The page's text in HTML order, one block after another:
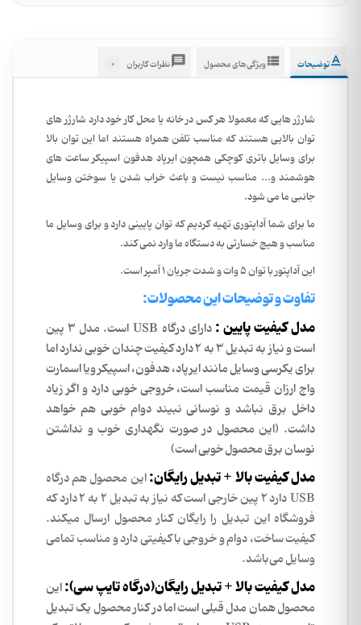
توضیحات ویژگی‌های محصول نظرات کاربران 0
شارژر هایی که معمولا هر کس در خانه یا محل کار خود دارد شارژر های
توان بالایی هستند که مناسب تلفن همراه هستند اما این توان بالا
برای وسایل باتری کوچکی همچون ایرپاد هدفون اسپیکر ساعت های
هوشمند و... مناسب نیست و باعث خراب شدن یا سوختن وسایل
جانبی ما می شود.
ما برای شما آداپتوری تهیه کردیم که توان پایینی دارد و برای وسایل ما
مناسب و هیچ خسارتی به دستگاه ما وارد نمی کند.
این آداپتور با توان 5 وات و شدت جریان 1 آمپر است.
تفاوت و توضیحات این محصولات:
مدل کیفیت پایین :
دارای درگاه USB است. مدل 3 پین
است و نیاز به تبدیل 3 به 2 دارد کیفیت چندان خوبی ندارد اما
برای یکرسی وسایل مانند ایرپاد، هدفون، اسپیکر ویا اسمارت
واچ ارزان قیمت مناسب است، خروجی خوبی دارد و اگر زیاد
داخل برق نباشد و نوسانی نبیند دوام خوبی هم خواهد
داشت. (این محصول در صورت نگهداری خوب و نداشتن
نوسان برق محصول خوبی است)
مدل کیفیت بالا + تبدیل رایگان:این محصول هم درگاه
USB دارد 2 پین خارجی است که نیاز به تبدیل 2 به 2 دارد که
فروشگاه این تبدیل را رایگان کنار محصول ارسال میکند.
کیفیت ساخت، دوام و خروجی با کیفیتی دارد و مناسب تمامی
وسایل می‌باشد.
مدل کیفیت بالا + تبدیل رایگان(درگاه تایپ سی):این
محصول همان مدل قبلی است اما در کنار محصول یک تبدیل